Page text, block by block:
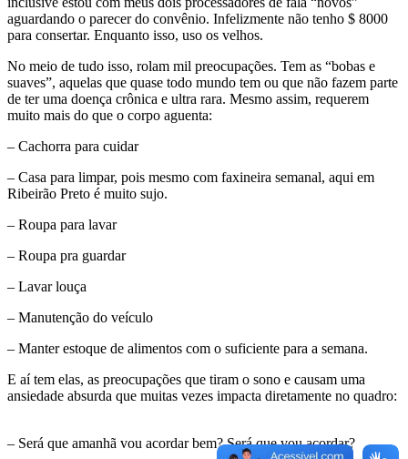
aguardando o parecer do convênio. Infelizmente não tenho $ 8000
para consertar. Enquanto isso, uso os velhos.
No meio de tudo isso, rolam mil preocupações. Tem as “bobas e
suaves”, aquelas que quase todo mundo tem ou que não fazem parte
de ter uma doença crônica e ultra rara. Mesmo assim, requerem
muito mais do que o corpo aguenta:
– Cachorra para cuidar
– Casa para limpar, pois mesmo com faxineira semanal, aqui em
Ribeirão Preto é muito sujo.
– Roupa para lavar
– Roupa pra guardar
– Lavar louça
– Manutenção do veículo
– Manter estoque de alimentos com o suficiente para a semana.
E aí tem elas, as preocupações que tiram o sono e causam uma
ansiedade absurda que muitas vezes impacta diretamente no quadro:
– Será que amanhã vou acordar bem? Será que vou acordar?